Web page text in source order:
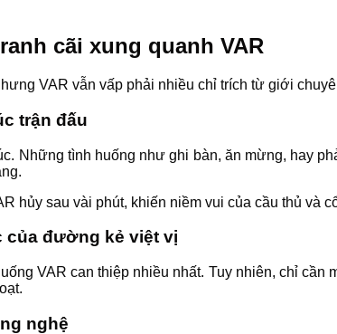
cãi xung quanh VAR
VAR vẫn vấp phải nhiều chỉ trích từ giới
trận đấu
Những tình huống như ghi bàn, ăn mừng, hay
hủy sau vài phút, khiến niềm vui của cầu thủ và
của đường kẻ việt vị
VAR can thiệp nhiều nhất. Tuy nhiên, chỉ
nghệ